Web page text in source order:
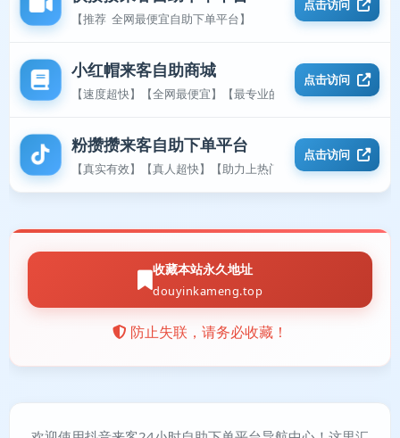
【推荐 全网最便宜自助下单平台】
点击访问
小红帽来客自助商城
【速度超快】【全网最便宜】【最专业的平台】
点击访问
粉攒攒来客自助下单平台
【真实有效】【真人超快】【助力上热门】
点击访问
收藏本站永久地址
douyinkameng.top
防止失联，请务必收藏！